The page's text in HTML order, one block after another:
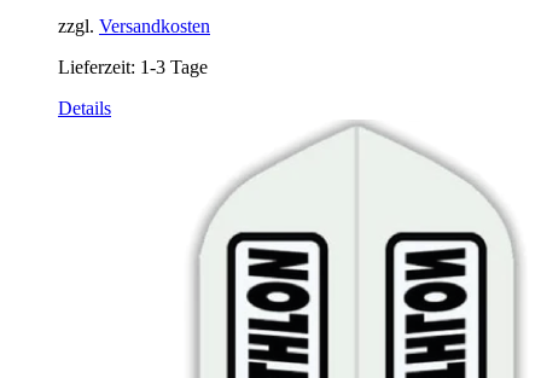
zzgl. Versandkosten
Lieferzeit: 1-3 Tage
Details